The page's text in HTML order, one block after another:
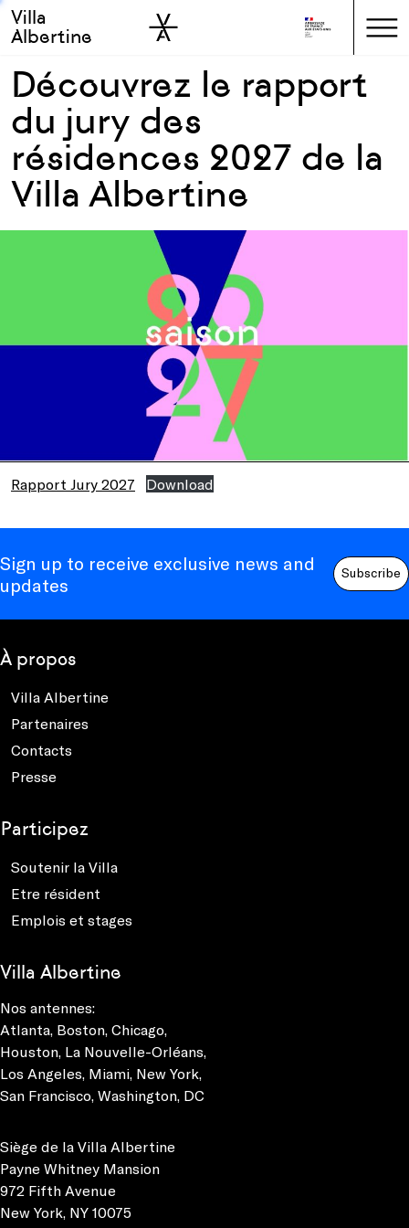
Skip to main
Skip to sidebar
Villa
Albertine
Découvrez le rapport
du jury des
résidences 2027 de la
Villa Albertine
Rapport Jury 2027 Download
Sign up to receive exclusive news and
updates
Subscribe
À propos
Villa Albertine
Partenaires
Contacts
Presse
Participez
Soutenir la Villa
Etre résident
Emplois et stages
Villa Albertine
Nos antennes:
Atlanta Boston Chicago
Houston La Nouvelle-Orléans
Los Angeles Miami New York
San Francisco Washington, DC
Siège de la Villa Albertine
Payne Whitney Mansion
972 Fifth Avenue
New York, NY 10075